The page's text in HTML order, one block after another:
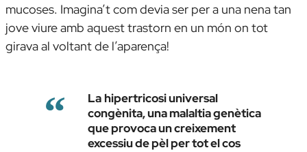
mucoses. Imagina’t com devia ser per a una nena tan
jove viure amb aquest trastorn en un món on tot
girava al voltant de l’aparença!
La hipertricosi universal
congènita, una malaltia genètica
que provoca un creixement
excessiu de pèl per tot el cos